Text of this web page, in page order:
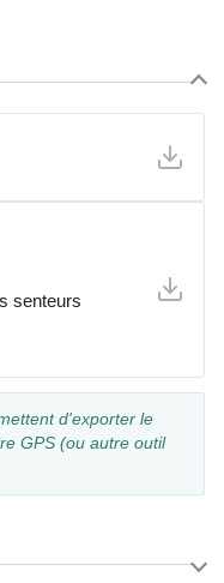
senteurs
d'exporter le
GPS (ou autre outil